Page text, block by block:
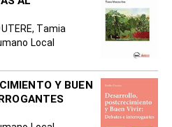
DIÁLOGO
AL
Tamia
Local
Y BUEN